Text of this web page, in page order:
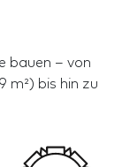
bauen – von
m²) bis hin zu